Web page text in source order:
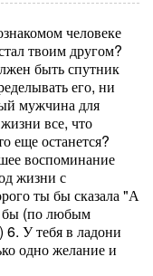
человеке
твоим другом?
быть спутник
его, ни
мужчина для
все, что
еще останется?
воспоминание
жизни с
ты бы сказала "А
бы (по любым
6. У тебя в ладони
одно желание и